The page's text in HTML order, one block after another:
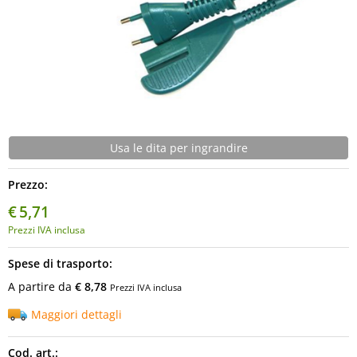
Usa le dita per ingrandire
Prezzo:
€5,71
Prezzi IVA inclusa
Spese di trasporto:
A partire da € 8,78 Prezzi IVA inclusa
Maggiori dettagli
Cod. art.: